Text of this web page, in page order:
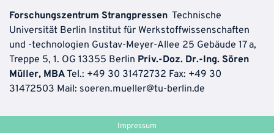
Forschungszentrum Strangpressen Technische
Universität Berlin Institut für Werkstoffwissenschaften
und -technologien Gustav-Meyer-Allee 25 Gebäude 17 a,
Treppe 5, 1. OG 13355 Berlin Priv.-Doz. Dr.-Ing. Sören
Müller, MBATel.: +49 30 31472732 Fax: +49 30
31472503 Mail: soeren.mueller@tu-berlin.de
Impressum